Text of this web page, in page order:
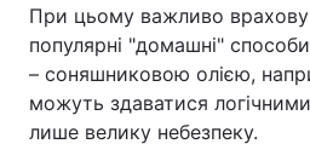
При цьому важливо
популярні "домашні"
– соняшниковою олією,
можуть здаватися
лише велику небезпеку.